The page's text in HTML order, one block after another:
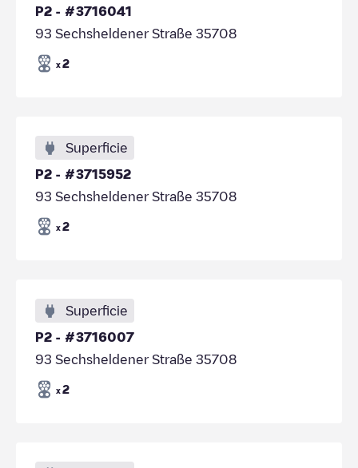
P2 - #3716041
93 Sechsheldener Straße 35708
x 2
Superficie
P2 - #3715952
93 Sechsheldener Straße 35708
x 2
Superficie
P2 - #3716007
93 Sechsheldener Straße 35708
x 2